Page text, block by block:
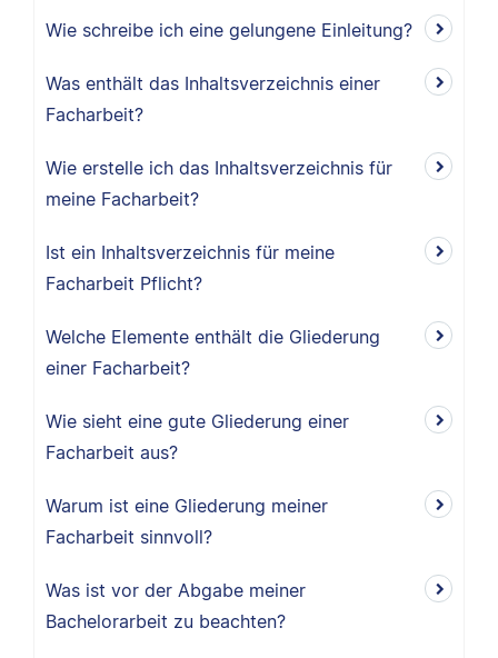
Wie schreibe ich eine gelungene Einleitung?
Was enthält das Inhaltsverzeichnis einer
Facharbeit?
Wie erstelle ich das Inhaltsverzeichnis für
meine Facharbeit?
Ist ein Inhaltsverzeichnis für meine
Facharbeit Pflicht?
Welche Elemente enthält die Gliederung
einer Facharbeit?
Wie sieht eine gute Gliederung einer
Facharbeit aus?
Warum ist eine Gliederung meiner
Facharbeit sinnvoll?
Was ist vor der Abgabe meiner
Bachelorarbeit zu beachten?